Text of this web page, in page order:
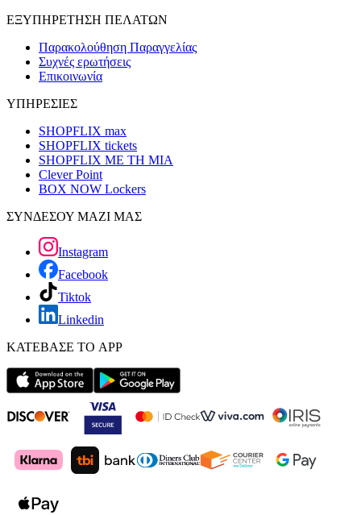
ΕΞΥΠΗΡΕΤΗΣΗ ΠΕΛΑΤΩΝ
Παρακολούθηση Παραγγελίας
Συχνές ερωτήσεις
Επικοινωνία
ΥΠΗΡΕΣΙΕΣ
SHOPFLIX max
SHOPFLIX tickets
SHOPFLIX ΜΕ ΤΗ ΜΙΑ
Clever Point
BOX NOW Lockers
ΣΥΝΔΕΣΟΥ ΜΑΖΙ ΜΑΣ
Instagram
Facebook
Tiktok
Linkedin
ΚΑΤΕΒΑΣΕ ΤΟ APP